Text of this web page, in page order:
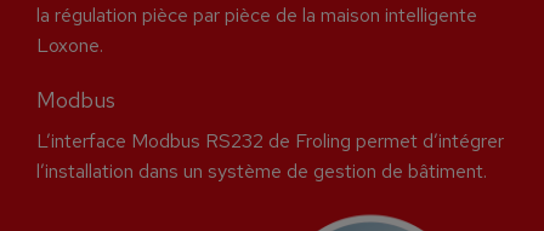
la régulation pièce par pièce de la maison intelligente
Loxone.
Modbus
L’interface Modbus RS232 de Froling permet d’intégrer
l’installation dans un système de gestion de bâtiment.